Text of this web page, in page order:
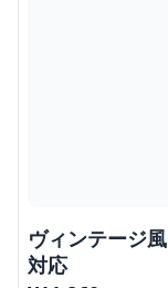
ヴィンテージ
対応